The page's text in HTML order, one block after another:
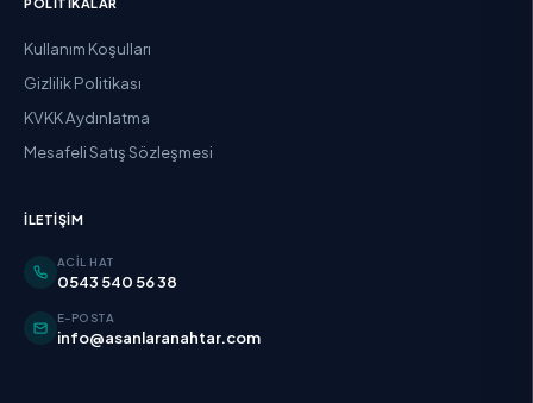
Kullanım Koşulları
Gizlilik Politikası
KVKK Aydınlatma
Mesafeli Satış Sözleşmesi
İLETIŞIM
ACIL HAT
0543 540 56 38
E-POSTA
info@asanlaranahtar.com